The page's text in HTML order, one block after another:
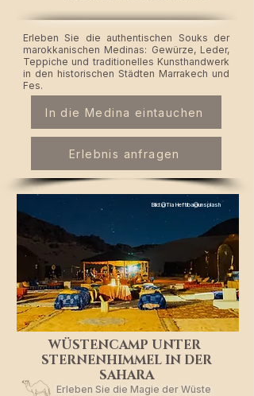
​Erleben Sie die authentischen Souks der
marokkanischen Medinas: Gewürze, Leder,
Teppiche und traditionelles Kunsthandwerk
in den historischen Städten Marrakech und
Fes.
In die Medina eintauchen
Erlebnis anfragen
Bild:@Tia Heftiba@unsplash
WÜSTENCAMP UNTER
STERNENHIMMEL IN DER
SAHARA
Erleben Sie die Magie der Wüste